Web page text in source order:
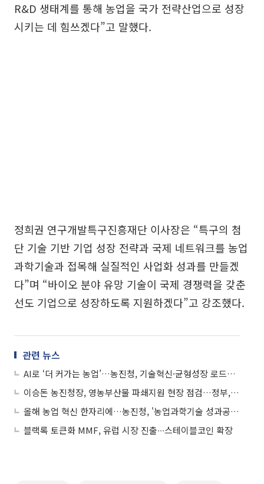
R&D 생태계를 통해 농업을 국가 전략산업으로 성장
시키는 데 힘쓰겠다”고 말했다.
정희권 연구개발특구진흥재단 이사장은 “특구의 첨
단 기술 기반 기업 성장 전략과 국제 네트워크를 농업
과학기술과 접목해 실질적인 사업화 성과를 만들겠
다”며 “바이오 분야 유망 기술이 국제 경쟁력을 갖춘
선도 기업으로 성장하도록 지원하겠다”고 강조했다.
관련 뉴스
AI로 ‘더 커가는 농업’…농진청, 기술혁신·균형성장 로드맵 공개
이승돈 농진청장, 영농부산물 파쇄지원 현장 점검…정부, 산불 예방 '파쇄 총력전'
올해 농업 혁신 한자리에…농진청, '농업과학기술 성과공유대회' 개최
블랙록 토큰화 MMF, 유럽 시장 진출∙∙∙스테이블코인 확장